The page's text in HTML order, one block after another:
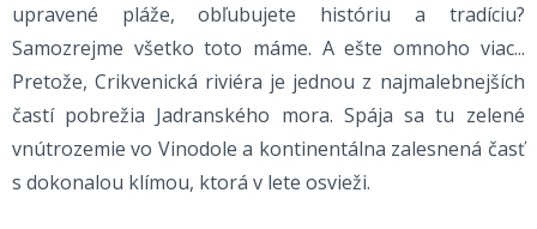
upravené pláže, obľubujete históriu a tradíciu?
Samozrejme všetko toto máme. A ešte omnoho viac...
Pretože, Crikvenická riviéra je jednou z najmalebnejších
častí pobrežia Jadranského mora. Spája sa tu zelené
vnútrozemie vo Vinodole a kontinentálna zalesnená časť
s dokonalou klímou, ktorá v lete osvieži.